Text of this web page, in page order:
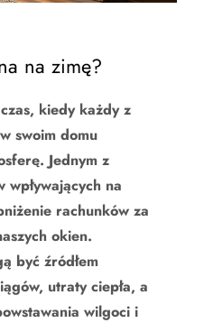
na zimę?
kiedy każdy z
swoim domu
Jednym z
wpływających na
rachunków za
okien.
być źródłem
utraty ciepła, a
wilgoci i